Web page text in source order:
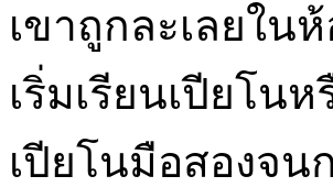
เขาถูกละเลยใน
เริ่มเรียนเปียโน
เปียโนมือสองจ